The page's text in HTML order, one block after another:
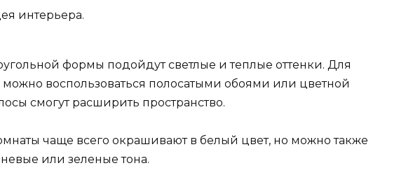
интерьера.
формы подойдут светлые и теплые оттенки. Для
воспользоваться полосатыми обоями или цветной
смогут расширить пространство.
чаще всего окрашивают в белый цвет, но можно также
или зеленые тона.